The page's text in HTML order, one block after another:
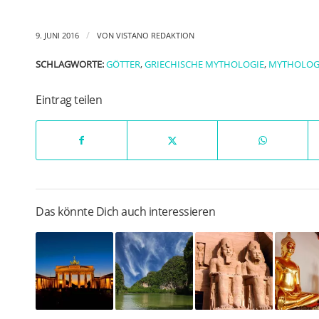
9. JUNI 2016 / VON VISTANO REDAKTION
SCHLAGWORTE:GÖTTER,GRIECHISCHE MYTHOLOGIE,
Eintrag teilen
Das könnte Dich auch interessieren